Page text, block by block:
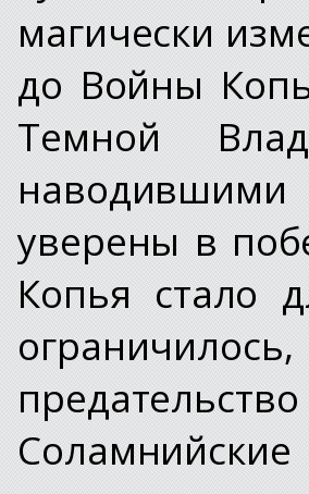
магически
до Войны
Темной
уверены в
Копья стало